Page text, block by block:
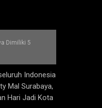
Dimiliki 5
Indonesia
Mal Surabaya,
Hari Jadi Kota